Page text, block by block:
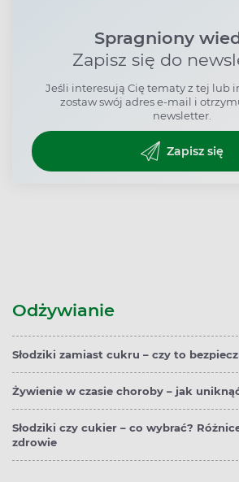
Spragniony
Zapisz się do
Jeśli interesują Cię tematy z tej lub
zostaw swój adres e-mail i
newsletter.
Zapisz się
Odżywianie
Słodziki zamiast cukru – czy to
Żywienie w czasie choroby – jak
Słodziki czy cukier – co wybrać?
zdrowie